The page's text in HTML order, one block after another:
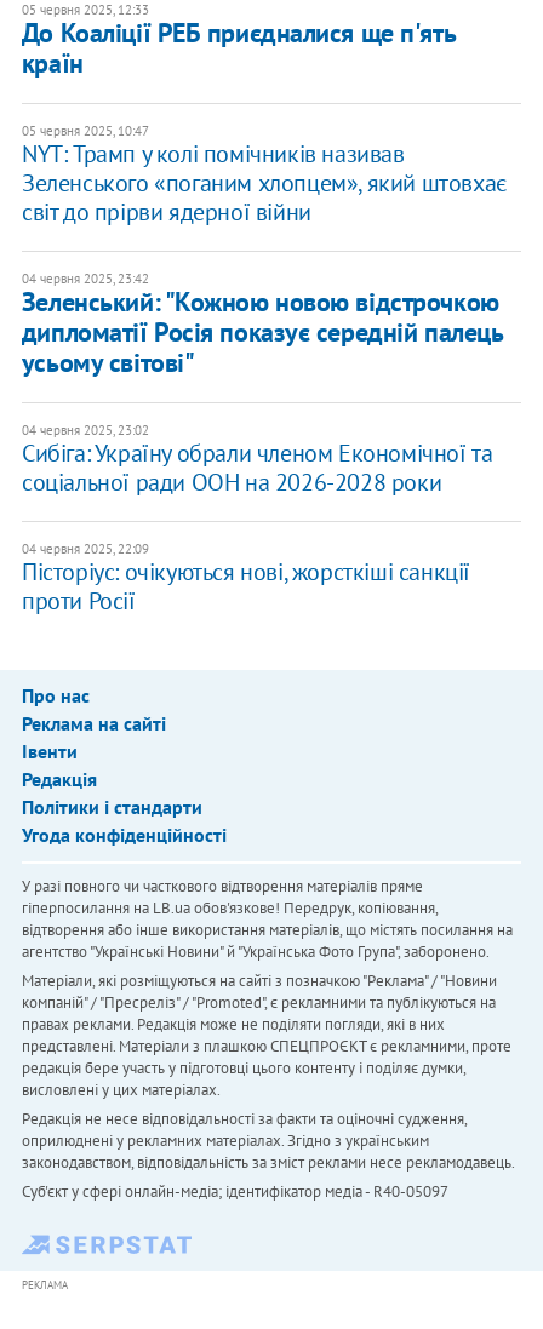
05 червня 2025, 12:33
До Коаліції РЕБ приєдналися ще п'ять
країн
05 червня 2025, 10:47
NYT: Трамп у колі помічників називав
Зеленського «поганим хлопцем», який штовхає
світ до прірви ядерної війни
04 червня 2025, 23:42
Зеленський: "Кожною новою відстрочкою
дипломатії Росія показує середній палець
усьому світові"
04 червня 2025, 23:02
Сибіга: Україну обрали членом Економічної та
соціальної ради ООН на 2026-2028 роки
04 червня 2025, 22:09
Пісторіус: очікуються нові, жорсткіші санкції
проти Росії
Про нас
Реклама на сайті
Івенти
Редакція
Політики і стандарти
Угода конфіденційності
У разі повного чи часткового відтворення матеріалів пряме
гіперпосилання на LB.ua обов'язкове! Передрук, копіювання,
відтворення або інше використання матеріалів, що містять посилання на
агентство "Українськi Новини" й "Українська Фото Група", заборонено.
Матеріали, які розміщуються на сайті з позначкою "Реклама" / "Новини
компаній" / "Пресреліз" / "Promoted", є рекламними та публікуються на
правах реклами. Редакція може не поділяти погляди, які в них
представлені. Матеріали з плашкою СПЕЦПРОЄКТ є рекламними, проте
редакція бере участь у підготовці цього контенту і поділяє думки,
висловлені у цих матеріалах.
Редакція не несе відповідальності за факти та оціночні судження,
оприлюднені у рекламних матеріалах. Згідно з українським
законодавством, відповідальність за зміст реклами несе рекламодавець.
Cуб'єкт у сфері онлайн-медіа; ідентифікатор медіа - R40-05097
РЕКЛАМА